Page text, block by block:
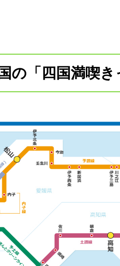
の「四国満喫き